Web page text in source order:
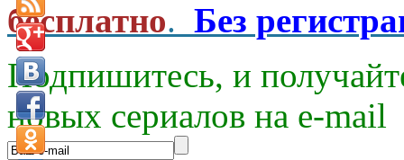
бесплатно. Без
Подпишитесь, и
новых сериалов на e-mаil